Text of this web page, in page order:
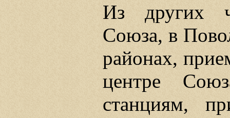
Из других
Союза, в
районах,
центре
станциям,